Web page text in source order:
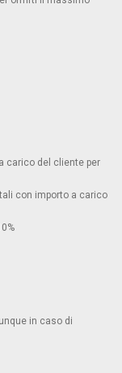
carico del cliente per
con importo a carico
in caso di